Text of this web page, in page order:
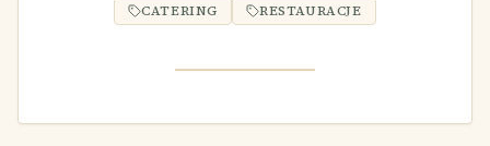
CATERING RESTAURACJE